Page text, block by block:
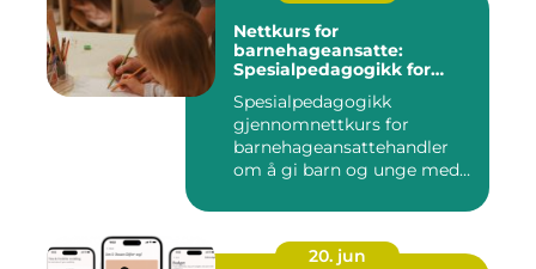
Nettkurs for
barnehageansatte:
Spesialpedagogikk for
Spesialpedagogikk
gjennomnettkurs for
barnehageansattehandler
om å gi barn og unge med
20. jun